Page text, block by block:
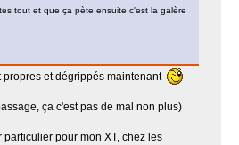
tout et que ça pète ensuite c'est la galère
propres et dégrippés maintenant
ça c'est pas de mal non plus)
pour mon XT, chez les